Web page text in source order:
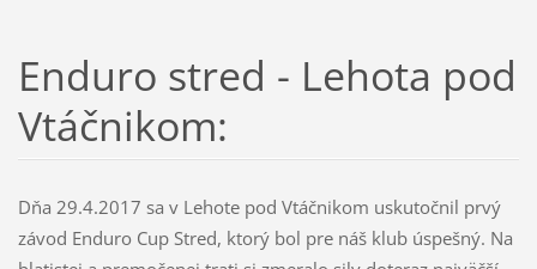
Enduro stred - Lehota pod
Vtáčnikom:
Dňa 29.4.2017 sa v Lehote pod Vtáčnikom uskutočnil prvý
závod Enduro Cup Stred, ktorý bol pre náš klub úspešný. Na